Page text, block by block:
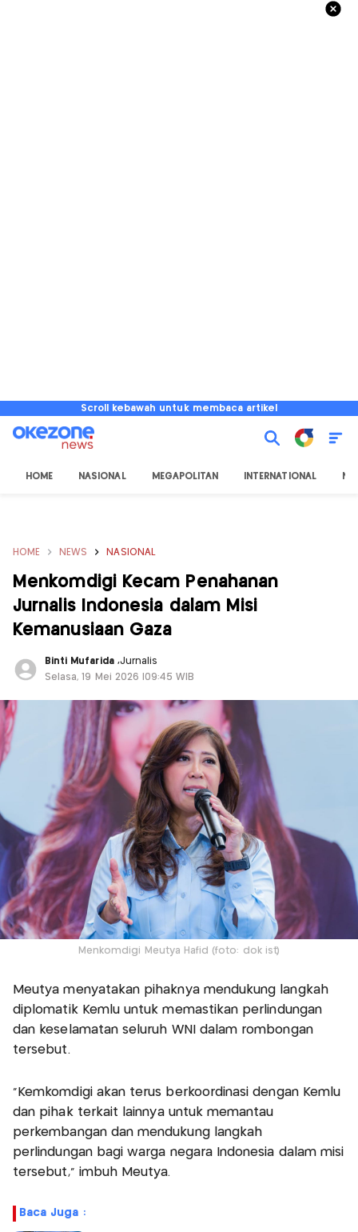
Scroll kebawah untuk membaca artikel
HOME NASIONAL MEGAPOLITAN INTERNATIONAL
HOME NEWS NASIONAL
Menkomdigi Kecam Penahanan
Jurnalis Indonesia dalam Misi
Kemanusiaan Gaza
Binti Mufarida ,Jurnalis
Selasa, 19 Mei 2026 |09:45 WIB
Menkomdigi Meutya Hafid (foto: dok ist)
Meutya menyatakan pihaknya mendukung langkah
diplomatik Kemlu untuk memastikan perlindungan
dan keselamatan seluruh WNI dalam rombongan
tersebut.
“Kemkomdigi akan terus berkoordinasi dengan Kemlu
dan pihak terkait lainnya untuk memantau
perkembangan dan mendukung langkah
perlindungan bagi warga negara Indonesia dalam misi
tersebut,” imbuh Meutya.
Baca Juga :